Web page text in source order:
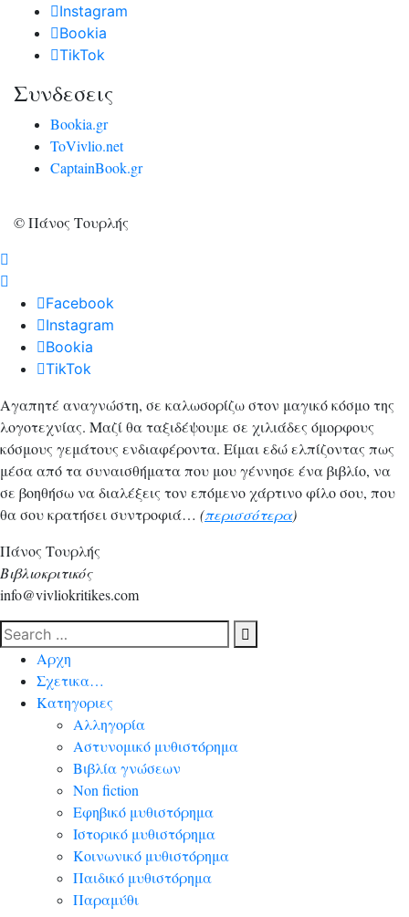
Instagram
Bookia
TikTok
Συνδεσεις
Bookia.gr
ToVivlio.net
CaptainBook.gr
© Πάνος Τουρλής
Facebook
Instagram
Bookia
TikTok
Αγαπητέ αναγνώστη, σε καλωσορίζω στον μαγικό κόσμο της
λογοτεχνίας. Μαζί θα ταξιδέψουμε σε χιλιάδες όμορφους
κόσμους γεμάτους ενδιαφέροντα. Είμαι εδώ ελπίζοντας πως
μέσα από τα συναισθήματα που μου γέννησε ένα βιβλίο, να
σε βοηθήσω να διαλέξεις τον επόμενο χάρτινο φίλο σου, που
θα σου κρατήσει συντροφιά… (περισσότερα)
Πάνος Τουρλής
Βιβλιοκριτικός
info@vivliokritikes.com
Αρχη
Σχετικα…
Κατηγοριες
Αλληγορία
Αστυνομικό μυθιστόρημα
Βιβλία γνώσεων
Non fiction
Εφηβικό μυθιστόρημα
Ιστορικό μυθιστόρημα
Κοινωνικό μυθιστόρημα
Παιδικό μυθιστόρημα
Παραμύθι